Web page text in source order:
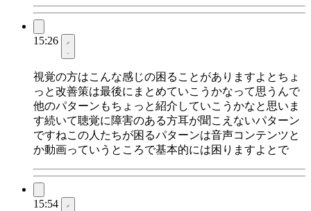
15:26
視覚の方はこんな感じの困ることがありますよとちょ
っと改善策は最後にまとめていこうかなって思うんで
他のパターンもちょっと紹介していこうかなと思いま
す続いて聴覚に障害のある方耳が聞こえないパターン
ですねこの人たちが困るパターンは音声コンテンツと
か動画っていうところで基本的には困りますよとで
15:54